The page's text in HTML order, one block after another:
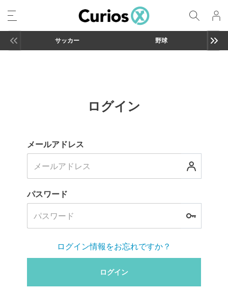
サッカー 野球
ログイン
メールアドレス
パスワード
ログイン情報をお忘れですか？
ログイン